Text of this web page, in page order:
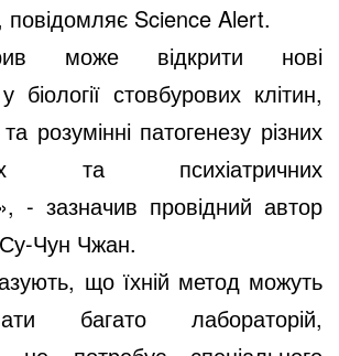
Science Alert.
може відкрити нові
біології стовбурових клітин,
та розумінні патогенезу різних
та психіатричних
- зазначив провідний автор
Чун Чжан.
що їхній метод можуть
багато лабораторій,